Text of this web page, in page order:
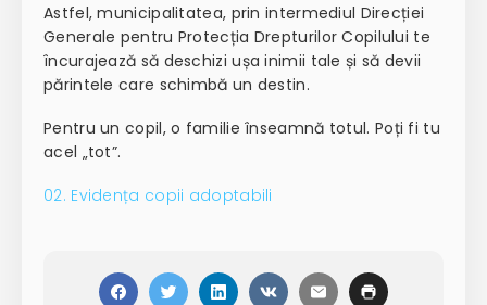
Astfel, municipalitatea, prin intermediul Direcției
Generale pentru Protecția Drepturilor Copilului te
încurajează să deschizi ușa inimii tale și să devii
părintele care schimbă un destin.
Pentru un copil,o familie înseamnă totul. Poți fi tu
acel „tot”.
02. Evidența copii adoptabili